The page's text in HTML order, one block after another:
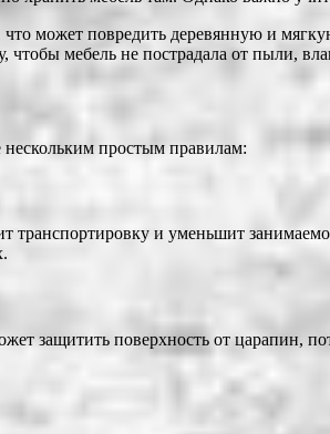
может повредить деревянную и
чтобы мебель не пострадала от пыли,
нескольким простым правилам:
транспортировку и уменьшит
защитить поверхность от царапин,